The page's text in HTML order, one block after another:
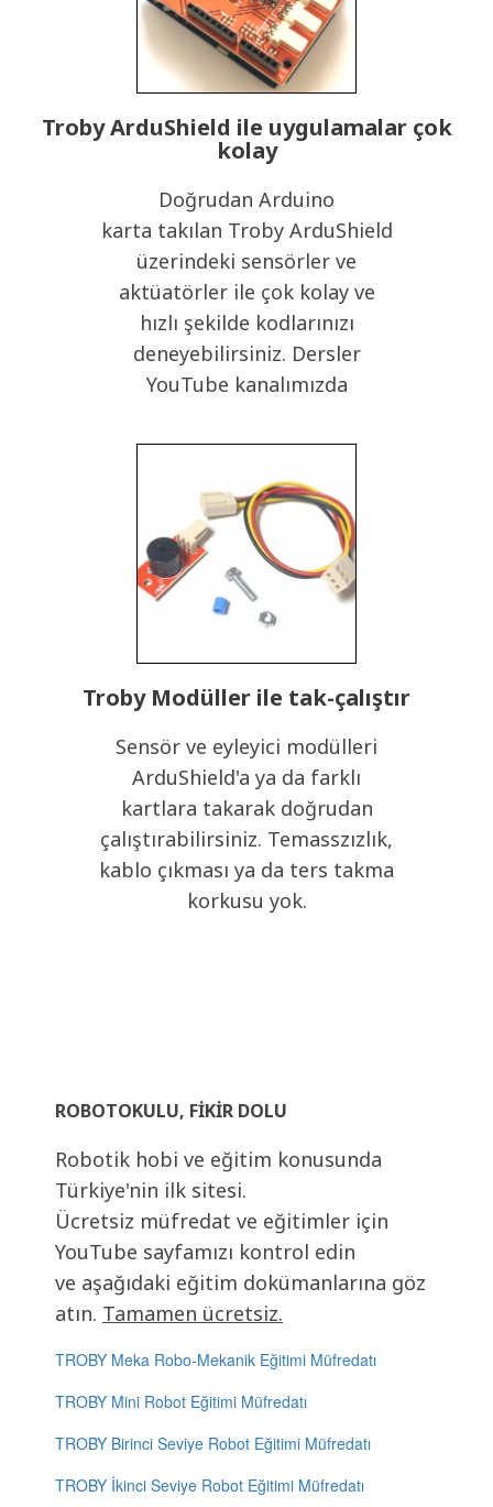
Troby ArduShield ile uygulamalar çok
kolay
Doğrudan Arduino
karta takılan Troby ArduShield
üzerindeki sensörler ve
aktüatörler ile çok kolay ve
hızlı şekilde kodlarınızı
deneyebilirsiniz. Dersler
YouTube kanalımızda
Troby Modüller ile tak-çalıştır
Sensör ve eyleyici modülleri
ArduShield'a ya da farklı
kartlara takarak doğrudan
çalıştırabilirsiniz. Temasszızlık,
kablo çıkması ya da ters takma
korkusu yok.
ROBOTOKULU, FIKIR DOLU
Robotik hobi ve eğitim konusunda
Türkiye'nin ilk sitesi.
Ücretsiz müfredat ve eğitimler için
YouTube sayfamızı kontrol edin
ve aşağıdaki eğitim dokümanlarına göz
atın. Tamamen ücretsiz.
TROBY Meka Robo-Mekanik Eğitimi Müfredatı
TROBY Mini Robot Eğitimi Müfredatı
TROBY Birinci Seviye Robot Eğitimi Müfredatı
TROBY İkinci Seviye Robot Eğitimi Müfredatı